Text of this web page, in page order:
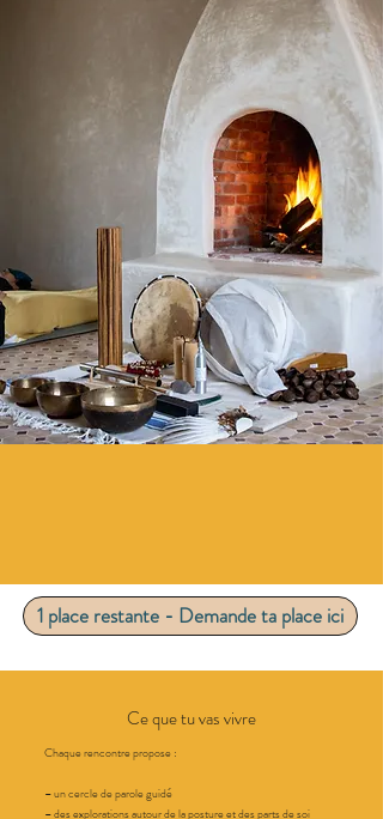
1 place restante - Demande ta place ici
Ce que tu vas vivre
Chaque rencontre propose :
– un cercle de parole guidé
– des explorations autour de la posture et des parts de soi